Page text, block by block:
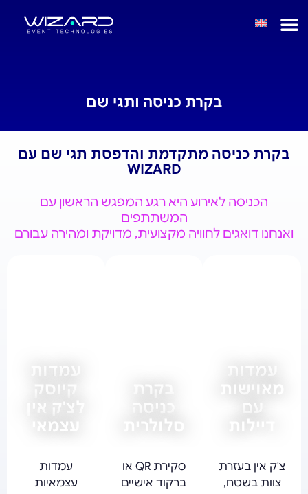
בקרת כניסה ותגי שם
הכניסה לאירוע היא רגע המפגש הראשון עם
המשתתפים
ואנחנו דואגים לחוויה מקצועית, מדויקת ומהירה עבורם
בקרת כניסה מתקדמת והדפסת תגי שם עם
WIZARD
עמדות
מאוישות
עם
דיילות
צ'ק אין בעזרת
צוות בשטח,
בקרת
כניסה
סלולרית
סקירת QR או
ברקוד אישיים
עמדות
קיוסק
לצ'ק אין
עצמאי
עמדות
עצמאיות